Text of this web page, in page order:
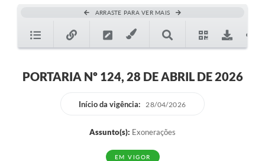
ARRASTE PARA VER MAIS
PORTARIA Nº 124, 28 DE ABRIL DE 2026
Início da vigência: 28/04/2026
Assunto(s): Exonerações
EM VIGOR